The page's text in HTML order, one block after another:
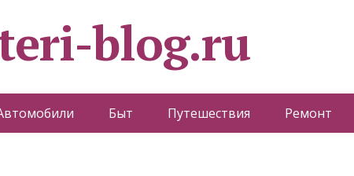
blog.ru
Быт Путешествия Ремонт